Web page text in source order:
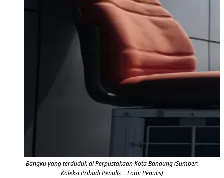
Bangku yang terduduk di Perpustakaan Kota Bandung (Sumber:
Koleksi Pribadi Penulis | Foto: Penulis)